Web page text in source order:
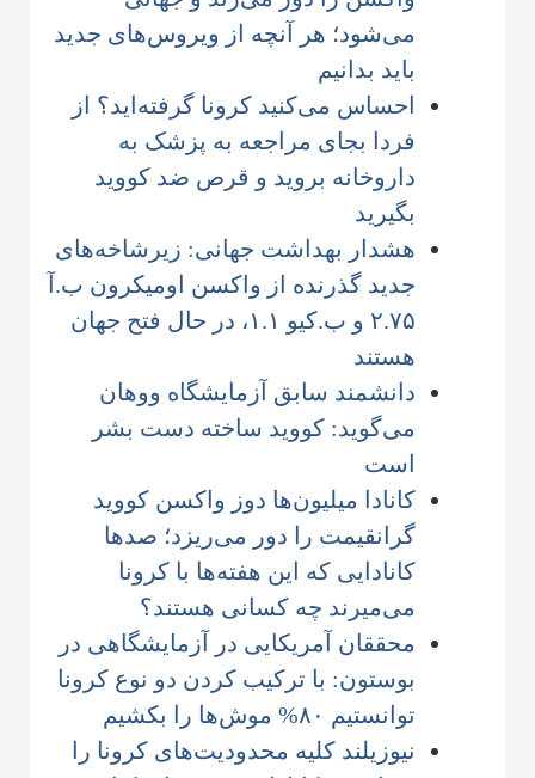
می‌شود؛ هر آنچه از ویروس‌های جدید
باید بدانیم
احساس می‌کنید کرونا گرفته‌اید؟ از
فردا بجای مراجعه به پزشک به
داروخانه بروید و قرص ضد کووید
بگیرید
هشدار بهداشت جهانی: زیرشاخه‌های
جدید گذرنده از واکسن اومیکرون ب.آ
۲.۷۵ و ب.کیو ۱.۱، در حال فتح جهان
هستند
دانشمند سابق آزمایشگاه ووهان
می‌گوید: کووید ساخته دست بشر
است
کانادا میلیون‌ها دوز واکسن کووید
گرانقیمت را دور می‌ریزد؛ صدها
کانادایی که این هفته‌ها با کرونا
می‌میرند چه کسانی هستند؟
محققان آمریکایی در آزمایشگاهی در
بوستون: با ترکیب کردن دو نوع کرونا
توانستیم ۸۰% موش‌ها را بکشیم
نیوزیلند کلیه محدودیت‌های کرونا را